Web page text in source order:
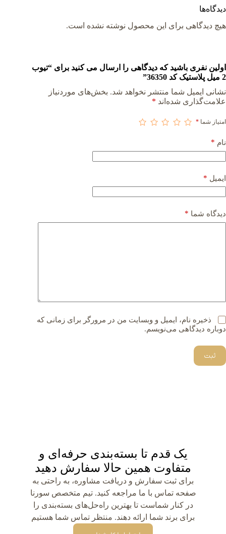
دیدگاه‌ها
هیچ دیدگاهی برای این محصول نوشته نشده است.
اولین نفری باشید که دیدگاهی را ارسال می کنید برای “تیوب
2 میل پلاستیک کد 36350”
نشانی ایمیل شما منتشر نخواهد شد. بخش‌های موردنیاز
علامت‌گذاری شده‌اند *
امتیاز شما *
نام *
ایمیل *
دیدگاه شما *
ذخیره نام، ایمیل و وبسایت من در مرورگر برای زمانی که
دوباره دیدگاهی می‌نویسم.
ثبت
یک قدم تا بسته‌بندی حرفه‌ای و
متفاوت همین حالا سفارش دهید
برای ثبت سفارش و دریافت مشاوره، به راحتی به
صفحه تماس با ما مراجعه کنید. تیم متخصص سورنا
در کنار شماست تا بهترین راه‌حل‌های بسته‌بندی را
برای برند شما ارائه دهند. منتظر تماس شما هستیم